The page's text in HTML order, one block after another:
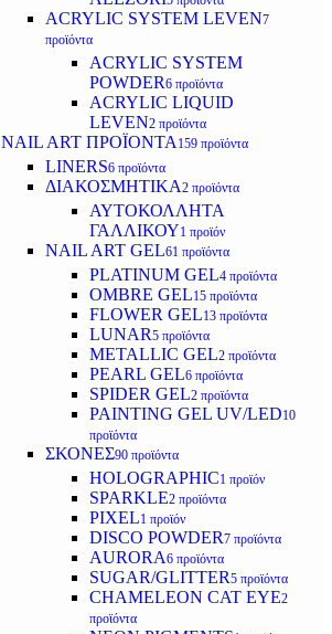
ACRYLIC SYSTEM LEVEN7
προϊόντα
ACRYLIC SYSTEM
POWDER6 προϊόντα
ACRYLIC LIQUID
LEVEN2 προϊόντα
NAIL ART ΠΡΟΪΟΝΤΑ 159 προϊόντα
LINERS6 προϊόντα
ΔΙΑΚΟΣΜΗΤΙΚΑ2 προϊόντα
ΑΥΤΟΚΟΛΛΗΤΑ
ΓΑΛΛΙΚΟΥ1 προϊόν
NAIL ART GEL61 προϊόντα
PLATINUM GEL4 προϊόντα
OMBRE GEL15 προϊόντα
FLOWER GEL13 προϊόντα
LUNAR5 προϊόντα
METALLIC GEL2 προϊόντα
PEARL GEL6 προϊόντα
SPIDER GEL2 προϊόντα
PAINTING GEL UV/LED10
προϊόντα
ΣΚΟΝΕΣ90 προϊόντα
HOLOGRAPHIC1 προϊόν
SPARKLE2 προϊόντα
PIXEL1 προϊόν
DISCO POWDER7 προϊόντα
AURORA6 προϊόντα
SUGAR/GLITTER5 προϊόντα
CHAMELEON CAT EYE2
προϊόντα